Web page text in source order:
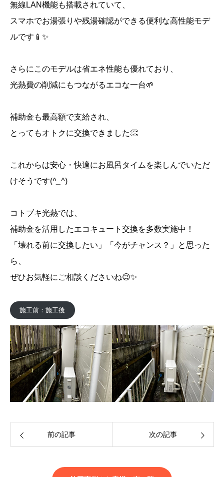
無線LAN機能も搭載されていて、
スマホでお湯張りや残湯確認ができる便利な高性能モデ
ルです📱✨
さらにこのモデルは省エネ性能も優れており、
光熱費の削減にもつながるエコな一台🌱
補助金も最高額で支給され、
とってもオトクに交換できました👏
これからは安心・快適にお風呂タイムを楽しんでいただ
けそうです(^_^)
コトブキ光熱では、
補助金を活用したエコキュート交換を多数実施中！
「壊れる前に交換したい」「今がチャンス？」と思った
ら、
ぜひお気軽にご相談くださいね😉✨
施工前：施工後
前の記事 次の記事